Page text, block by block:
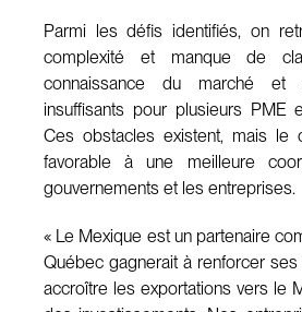
Parmi les défis identifiés, on
complexité et manque de
connaissance du marché et
insuffisants pour plusieurs PME
Ces obstacles existent, mais le
favorable à une meilleure
gouvernements et les entreprises.
« Le Mexique est un partenaire
Québec gagnerait à renforcer
accroître les exportations vers le